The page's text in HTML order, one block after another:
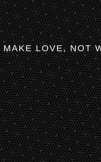
MAKE LOVE, NOT